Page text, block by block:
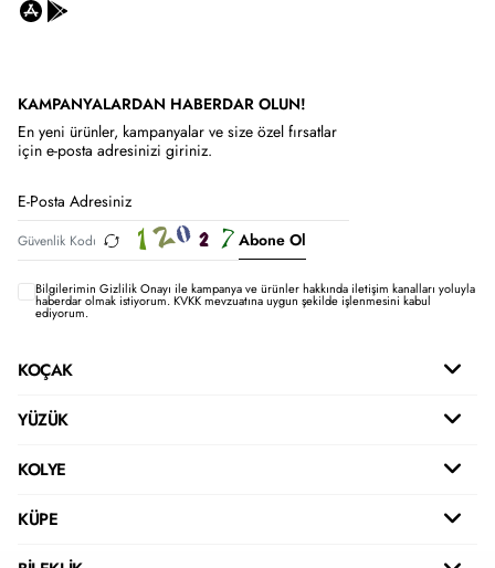
KAMPANYALARDAN HABERDAR OLUN!
En yeni ürünler, kampanyalar ve size özel fırsatlar
için e-posta adresinizi giriniz.
Abone Ol
Bilgilerimin Gizlilik Onayı ile kampanya ve ürünler hakkında iletişim kanalları yoluyla
haberdar olmak istiyorum.KVKK mevzuatına uygun şekilde işlenmesini kabul
ediyorum.
KOÇAK
YÜZÜK
KOLYE
KÜPE